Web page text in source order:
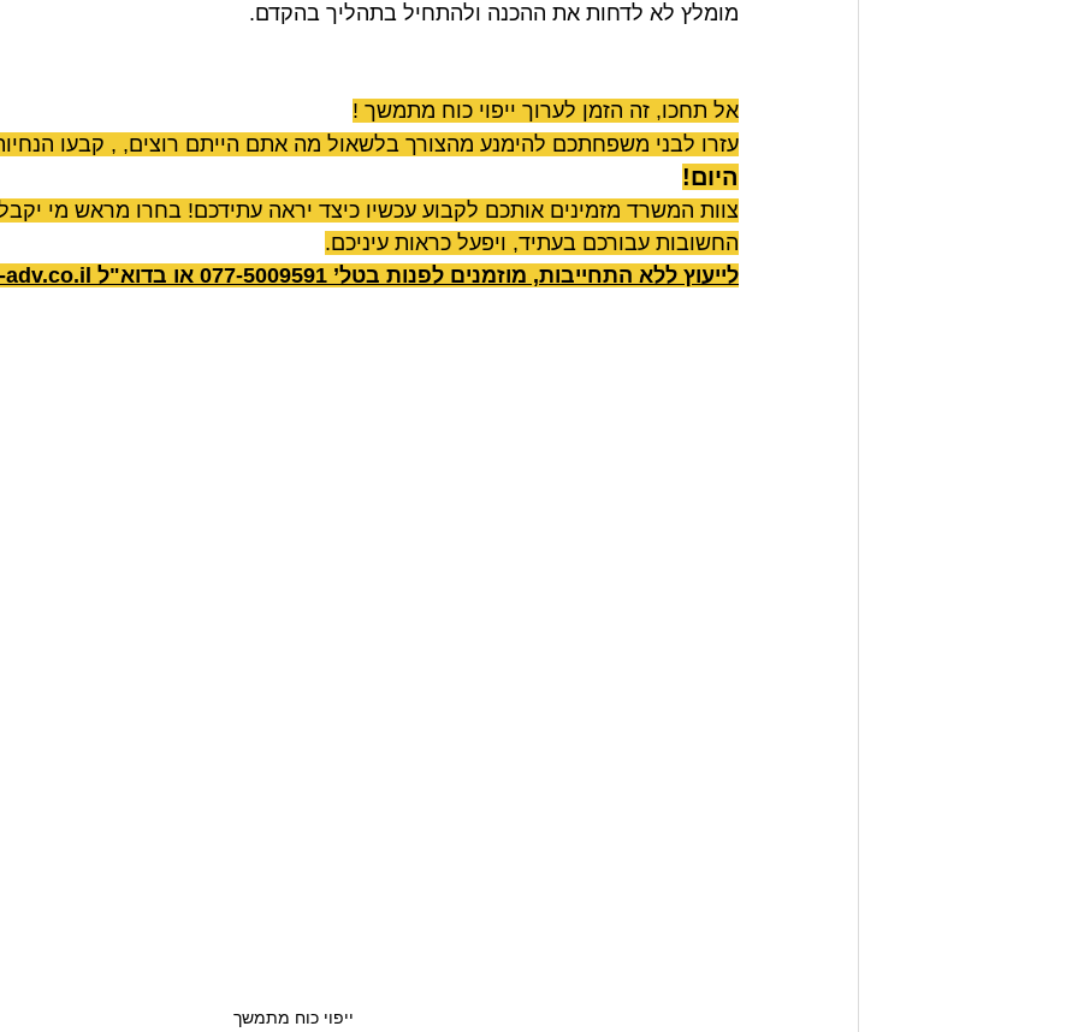
מומלץ לא לדחות את ההכנה ולהתחיל בתהליך בהקדם.
אל תחכו, זה הזמן לערוך ייפוי כוח מתמשך !
עזרו לבני משפחתכם להימנע מהצורך בלשאול מה אתם הייתם רוצים, , קבעו
היום!
צוות המשרד מזמינים אותכם לקבוע עכשיו כיצד יראה עתידכם! בחרו מראש מי
החשובות עבורכם בעתיד, ויפעל כראות עיניכם.
לייעוץ ללא התחייבות, מוזמנים לפנות בטל’ 077-5009591 או בדוא"ל
ייפוי כוח מתמשך